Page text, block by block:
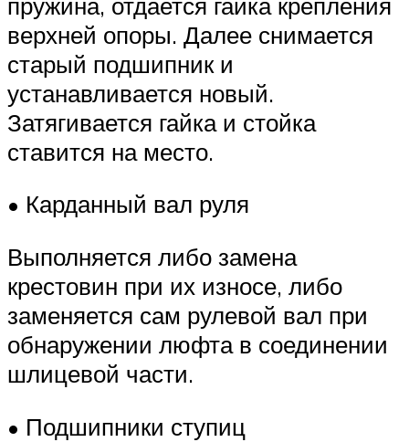
верхней опоры. Далее снимается
старый подшипник и
устанавливается новый.
Затягивается гайка и стойка
ставится на место.
• Карданный вал руля
Выполняется либо замена
крестовин при их износе, либо
заменяется сам рулевой вал при
обнаружении люфта в соединении
шлицевой части.
• Подшипники ступиц